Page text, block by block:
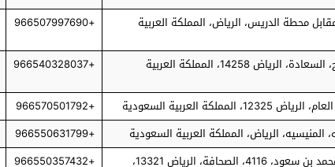
محطة الدريس، الرياض، المملكة العربية +966507997690
طريق ابو عبيدة عامر بن الجراح، السعادة، الرياض 14258، المملكة العربية +966540328037
العربية السعودية +966570501792
+966550631799
6694 شارع الأمير سلمان بن محمد بن سعود، 4116، الصحافة، الرياض 13321، +966550357432